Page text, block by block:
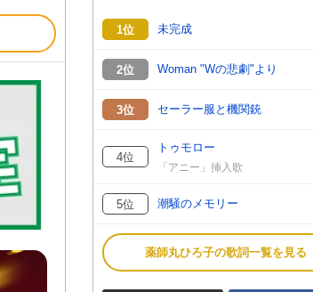
1位 未完成
2位 Woman "Wの悲劇"より
3位 セーラー服と機関銃
4位
トゥモロー
「アニー」挿入歌
5位 潮騒のメモリー
薬師丸ひろ子の歌詞一覧を見る